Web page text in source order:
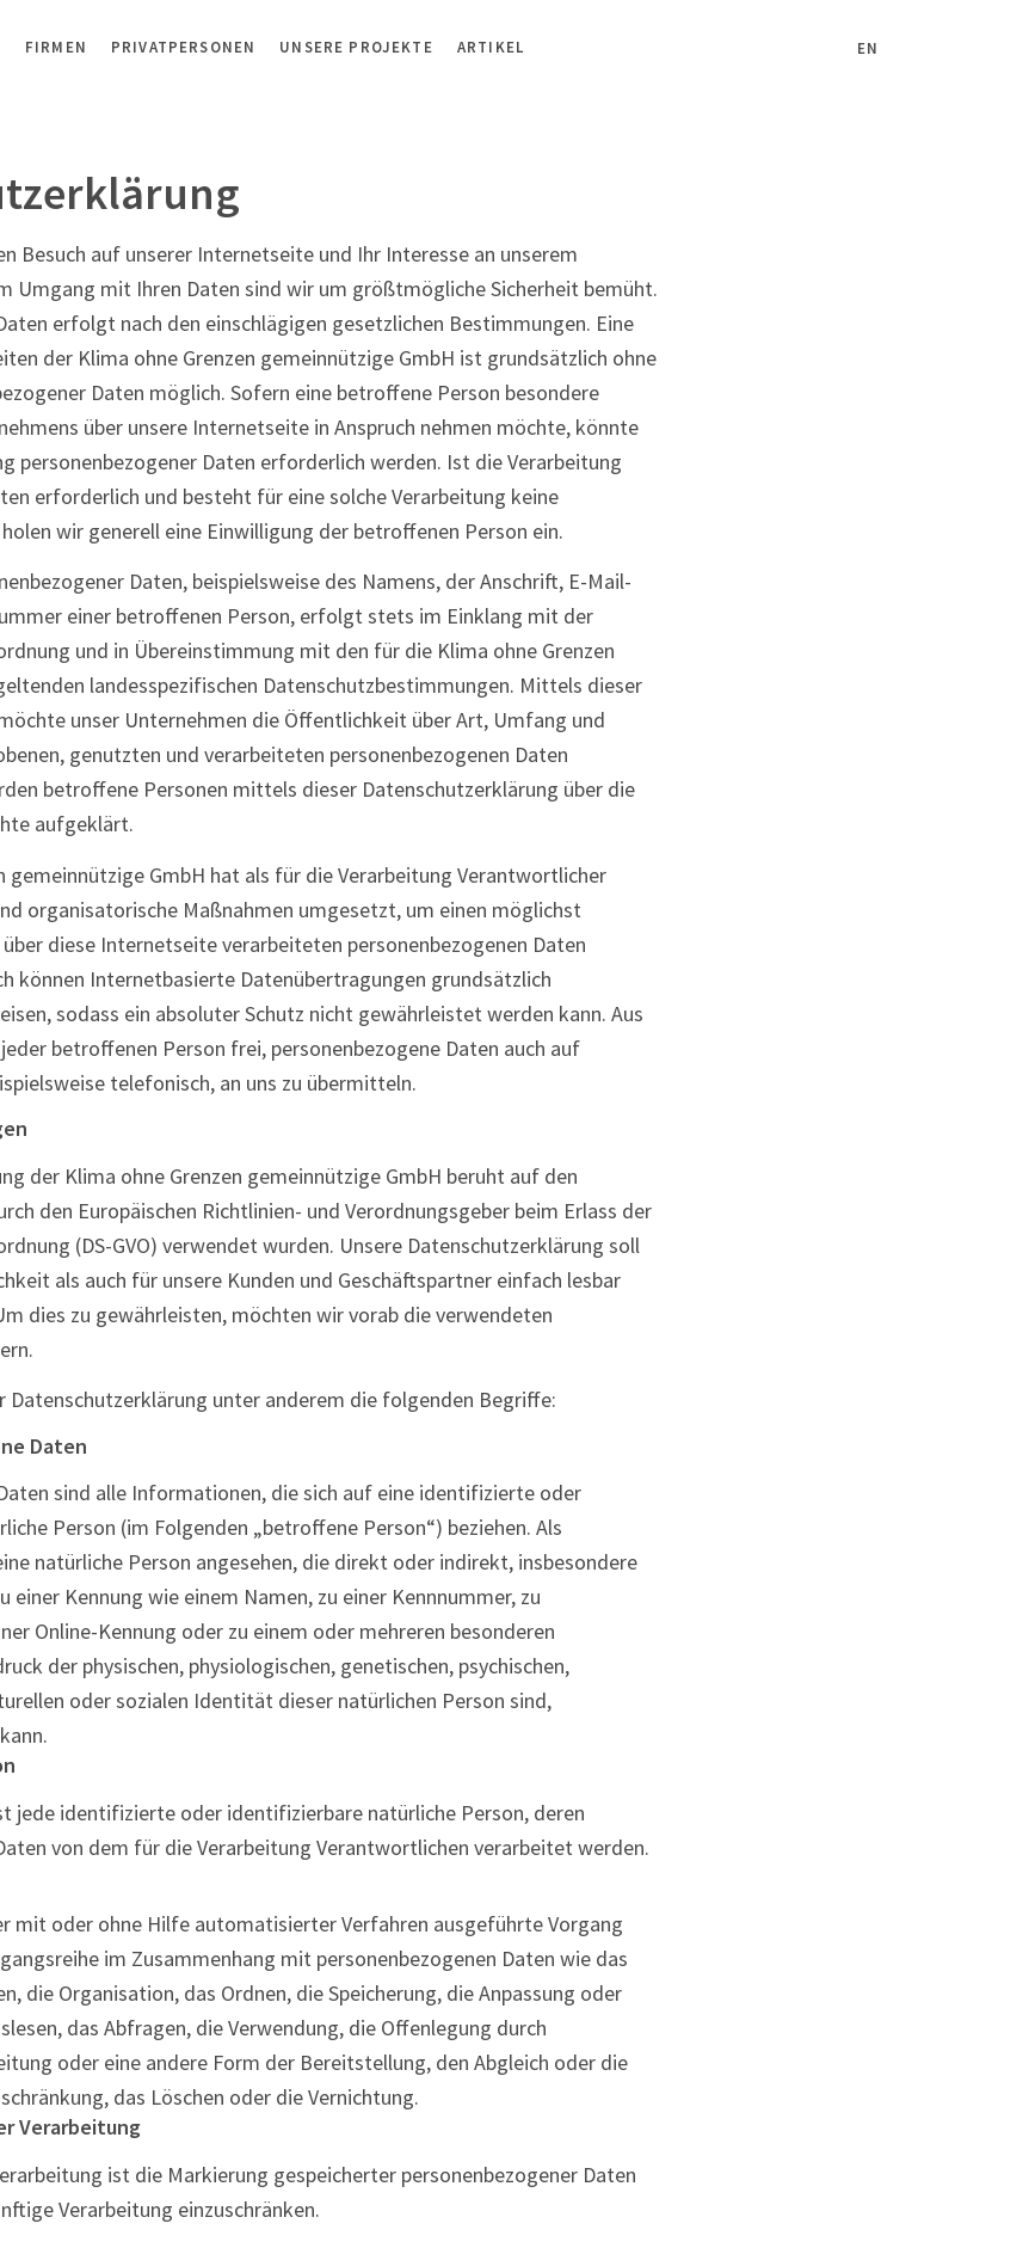
FIRMEN PRIVATPERSONEN UNSERE PROJEKTE ARTIKEL EN
Besuch auf unserer Internetseite und Ihr Interesse an unserem
Umgang mit Ihren Daten sind wir um größtmögliche Sicherheit bemüht.
erfolgt nach den einschlägigen gesetzlichen Bestimmungen. Eine
der Klima ohne Grenzen gemeinnützige GmbH ist grundsätzlich ohne
Daten möglich. Sofern eine betroffene Person besondere
über unsere Internetseite in Anspruch nehmen möchte, könnte
personenbezogener Daten erforderlich werden. Ist die Verarbeitung
erforderlich und besteht für eine solche Verarbeitung keine
wir generell eine Einwilligung der betroffenen Person ein.
Daten, beispielsweise des Namens, der Anschrift, E-Mail-
einer betroffenen Person, erfolgt stets im Einklang mit der
und in Übereinstimmung mit den für die Klima ohne Grenzen
landesspezifischen Datenschutzbestimmungen. Mittels dieser
unser Unternehmen die Öffentlichkeit über Art, Umfang und
genutzten und verarbeiteten personenbezogenen Daten
betroffene Personen mittels dieser Datenschutzerklärung über die
aufgeklärt.
gemeinnützige GmbH hat als für die Verarbeitung Verantwortlicher
organisatorische Maßnahmen umgesetzt, um einen möglichst
diese Internetseite verarbeiteten personenbezogenen Daten
können Internetbasierte Datenübertragungen grundsätzlich
sodass ein absoluter Schutz nicht gewährleistet werden kann. Aus
betroffenen Person frei, personenbezogene Daten auch auf
telefonisch, an uns zu übermitteln.
der Klima ohne Grenzen gemeinnützige GmbH beruht auf den
den Europäischen Richtlinien- und Verordnungsgeber beim Erlass der
(DS-GVO) verwendet wurden. Unsere Datenschutzerklärung soll
als auch für unsere Kunden und Geschäftspartner einfach lesbar
dies zu gewährleisten, möchten wir vorab die verwendeten
Datenschutzerklärung unter anderem die folgenden Begriffe:
Daten
sind alle Informationen, die sich auf eine identifizierte oder
Person (im Folgenden „betroffene Person“) beziehen. Als
natürliche Person angesehen, die direkt oder indirekt, insbesondere
einer Kennung wie einem Namen, zu einer Kennnummer, zu
Online-Kennung oder zu einem oder mehreren besonderen
der physischen, physiologischen, genetischen, psychischen,
oder sozialen Identität dieser natürlichen Person sind,
jede identifizierte oder identifizierbare natürliche Person, deren
von dem für die Verarbeitung Verantwortlichen verarbeitet werden.
mit oder ohne Hilfe automatisierter Verfahren ausgeführte Vorgang
im Zusammenhang mit personenbezogenen Daten wie das
die Organisation, das Ordnen, die Speicherung, die Anpassung oder
das Abfragen, die Verwendung, die Offenlegung durch
oder eine andere Form der Bereitstellung, den Abgleich oder die
das Löschen oder die Vernichtung.
Verarbeitung
ist die Markierung gespeicherter personenbezogener Daten
Verarbeitung einzuschränken.